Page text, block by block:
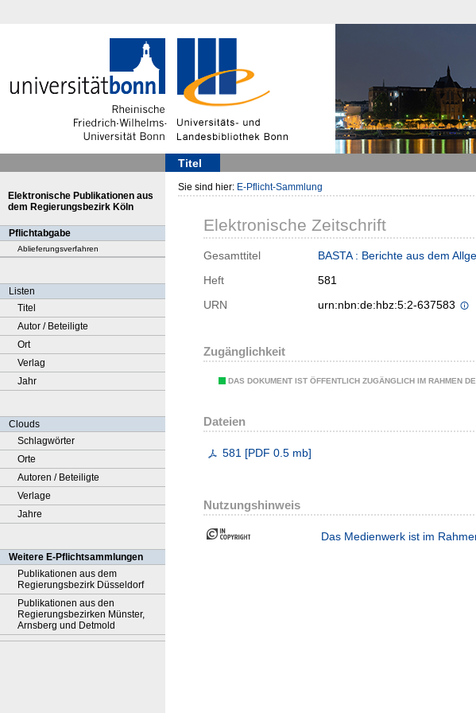
Titel
Elektronische Publikationen aus
dem Regierungsbezirk Köln
Pflichtabgabe
Ablieferungsverfahren
Listen
Titel
Autor / Beteiligte
Ort
Verlag
Jahr
Clouds
Schlagwörter
Orte
Autoren / Beteiligte
Verlage
Jahre
Weitere E-Pflichtsammlungen
Publikationen aus dem
Regierungsbezirk Düsseldorf
Publikationen aus den
Regierungsbezirken Münster,
Arnsberg und Detmold
Sie sind hier: E-Pflicht-Sammlung
Elektronische Zeitschrift
Gesamttitel
BASTA : Berichte aus dem
Heft
581
URN
urn:nbn:de:hbz:5:2-637583
Zugänglichkeit
DAS DOKUMENT IST ÖFFENTLICH ZUGÄNGLICH IM RAHMEN
Dateien
581 [PDF 0.5 mb]
Nutzungshinweis
Das Medienwerk ist im